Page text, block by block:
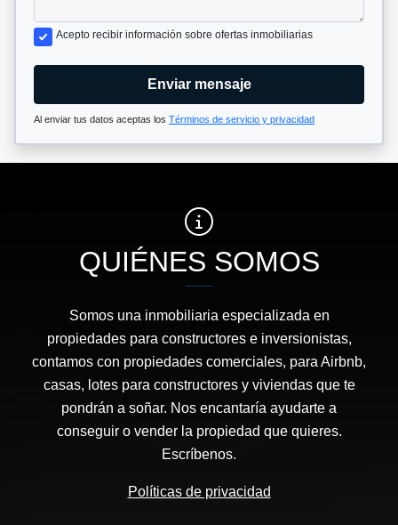
Acepto recibir información sobre ofertas inmobiliarias
Enviar mensaje
Al enviar tus datos aceptas los Términos de servicio y privacidad
QUIÉNES SOMOS
Somos una inmobiliaria especializada en
propiedades para constructores e inversionistas,
contamos con propiedades comerciales, para Airbnb,
casas, lotes para constructores y viviendas que te
pondrán a soñar. Nos encantaría ayudarte a
conseguir o vender la propiedad que quieres.
Escríbenos.
Políticas de privacidad